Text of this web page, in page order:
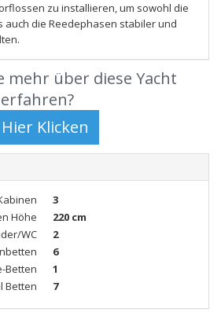
zu installieren, um sowohl die
auch die Reedephasen stabiler und
mehr über diese Yacht
erfahren?
3
Höhe
220 cm
WC
2
6
Betten
1
Betten
7